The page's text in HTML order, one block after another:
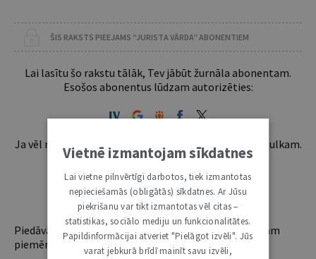
ŠIS RAKSTS PIEEJAMS “JURISTA VĀRDA” ABONENTIEM
Lai lasītu šo rakstu tālāk, Tev jābūt žurnāla abonentam.
Esošos abonentus lūdzam autorizēties:
Ja vēl neesi abonents, aicinām pievienoties lasītāju pulkam.
Iegūsi tūlītēju piekļuvi digitālajam saturam!
ABONĒT
Piedāvājam trīs abonementu veidus. Vienam lietotājam
piemērotākais ir "Mazais" (3, 6 un 12 mēnešiem).
Vietnē izmantojam sīkdatnes
Lai vietne pilnvērtīgi darbotos, tiek izmantotas
nepieciešamās (obligātās) sīkdatnes. Ar Jūsu
piekrišanu var tikt izmantotas vēl citas –
statistikas, sociālo mediju un funkcionalitātes.
Papildinformācijai atveriet "Pielāgot izvēli". Jūs
varat jebkurā brīdī mainīt savu izvēli,